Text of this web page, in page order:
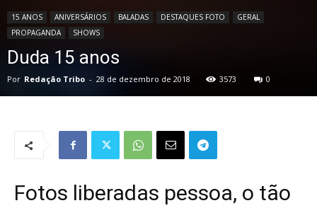
15 ANOS ANIVERSÁRIOS BALADAS DESTAQUES FOTO
GERAL
PROPAGANDA
SHOWS
Duda 15 anos
Por Redação Tribo - 28 de dezembro de 2018 3573 0
Fotos liberadas pessoa, o tão